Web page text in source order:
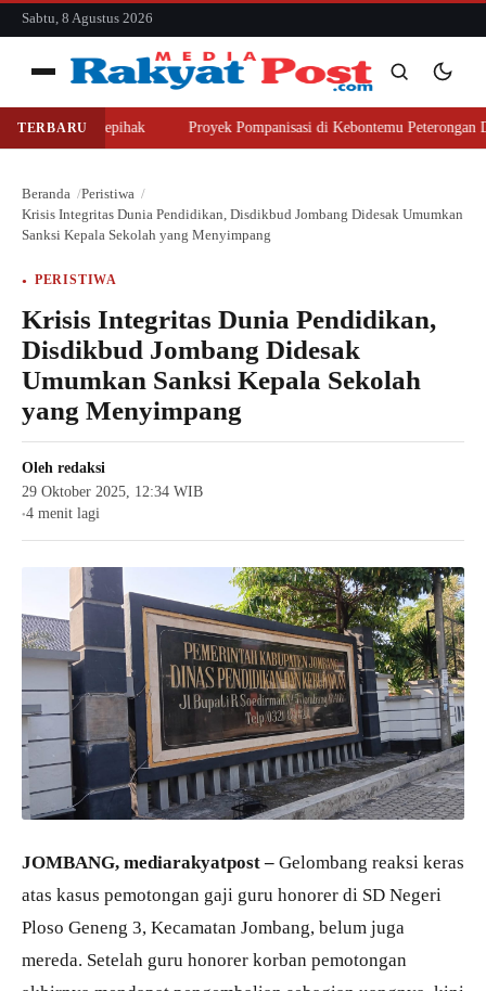
konten
Sabtu, 8 Agustus 2026
Menu
Cari
Cari
TERBARU
Sepihak Proyek Pompanisasi di Kebontemu Peterongan Disorot,
Beranda
Peristiwa
Krisis Integritas Dunia Pendidikan, Disdikbud Jombang Didesak Umumkan
Sanksi Kepala Sekolah yang Menyimpang
PERISTIWA
Krisis Integritas Dunia Pendidikan,
Disdikbud Jombang Didesak
Umumkan Sanksi Kepala Sekolah
yang Menyimpang
Oleh redaksi
29 Oktober 2025, 12:34 WIB
●4 menit lagi
JOMBANG, mediarakyatpost – Gelombang reaksi keras
atas kasus pemotongan gaji guru honorer di SD Negeri
Ploso Geneng 3, Kecamatan Jombang, belum juga
mereda. Setelah guru honorer korban pemotongan